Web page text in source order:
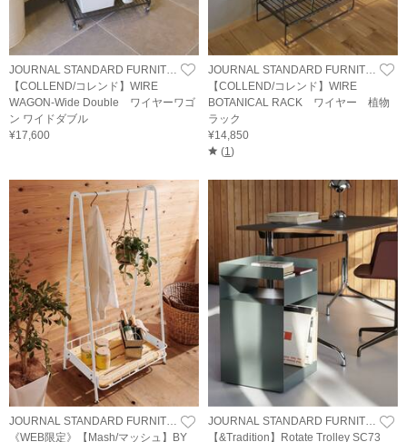
【COLLEND/コレンド】WIRE
WAGON-Wide Double ワイヤーワゴ
ン ワイドダブル
¥17,600
【COLLEND/コレンド】WIRE
BOTANICAL RACK ワイヤー 植物
ラック
¥14,850
(1 )
JOURNAL STANDARD FURNITURE
《WEB限定》【Mash/マッシュ】BY
JOURNAL STANDARD FURNITURE
【&Tradition】Rotate Trolley SC73